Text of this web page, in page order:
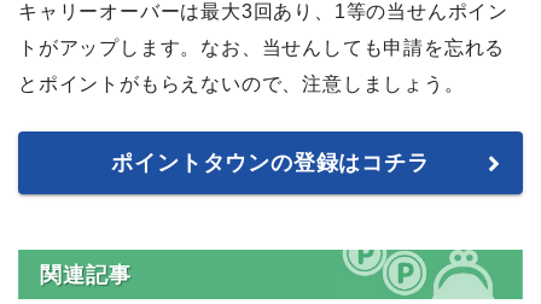
キャリーオーバーは最大3回あり、1等の当せんポイン
トがアップします。なお、当せんしても申請を忘れる
とポイントがもらえないので、注意しましょう。
ポイントタウンの登録はコチラ
関連記事